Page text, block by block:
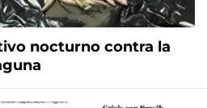
nocturno contra la